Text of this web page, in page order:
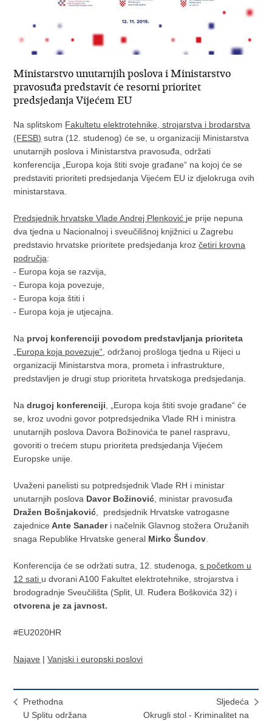
Ministarstvo unutarnjih poslova i Ministarstvo
pravosuđa predstavit će resorni prioritet
predsjedanja Vijećem EU
Na splitskom Fakultetu elektrotehnike, strojarstva i brodarstva
(FESB) sutra (12. studenog) će se, u organizaciji Ministarstva
unutarnjih poslova i Ministarstva pravosuđa, održati
konferencija „Europa koja štiti svoje građane“ na kojoj će se
predstaviti prioriteti predsjedanja Vijećem EU iz djelokruga ovih
ministarstava.
Predsjednik hrvatske Vlade Andrej Plenković je prije nepuna
dva tjedna u Nacionalnoj i sveučilišnoj knjižnici u Zagrebu
predstavio hrvatske prioritete predsjedanja krozčetiri krovna
područja:
- Europa koja se razvija,
- Europa koja povezuje,
- Europa koja štiti i
- Europa koja je utjecajna.
Na prvoj konferenciji povodom predstavljanja prioriteta
„Europa koja povezuje“ , održanoj prošloga tjedna u Rijeci u
organizaciji Ministarstva mora, prometa i infrastrukture,
predstavljen je drugi stup prioriteta hrvatskoga predsjedanja.
Nadrugoj konferenciji , „Europa koja štiti svoje građane“ će
se, kroz uvodni govor potpredsjednika Vlade RH i ministra
unutarnjih poslova Davora Božinovića te panel raspravu,
govoriti o trećem stupu prioriteta predsjedanja Vijećem
Europske unije.
Uvaženi panelisti su potpredsjednik Vlade RH i ministar
unutarnjih poslova Davor Božinović , ministar pravosuđa
Dražen Bošnjaković , predsjednik Hrvatske vatrogasne
zajednice Ante Sanaderi načelnik Glavnog stožera Oružanih
snaga Republike Hrvatske general Mirko Šundov
Konferencija će se održati sutra, 12. studenoga,s početkom u
12 sati u dvorani A100 Fakultet elektrotehnike, strojarstva i
brodogradnje Sveučilišta (Split, Ul. Ruđera Boškovića 32) i
otvorena je za javnost.
#EU2020HR
Najave |Vanjski i europski poslovi
Prethodna
U Splitu održana
Sljedeća
Okrugli stol - Kriminalitet na